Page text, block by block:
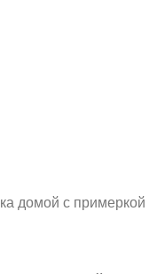
домой с примеркой